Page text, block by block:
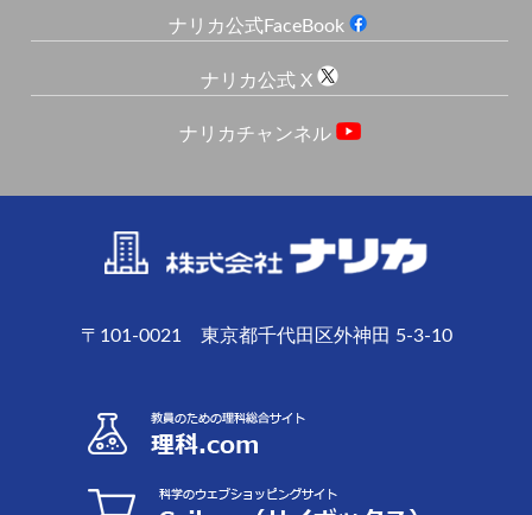
ナリカ公式FaceBook
ナリカ公式 X
ナリカチャンネル
〒101-0021 東京都千代田区外神田 5-3-10